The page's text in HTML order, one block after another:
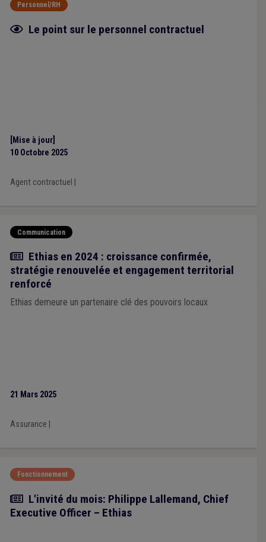
Personnel/RH
Fiche focus
Le point sur le personnel contractuel
[Mise à jour]
10 Octobre 2025
Agent contractuel
Communication
Actualité
Ethias en 2024 : croissance confirmée,
stratégie renouvelée et engagement territorial
renforcé
Ethias demeure un partenaire clé des pouvoirs locaux
21 Mars 2025
Assurance
Fonctionnement
Article
L'invité du mois: Philippe Lallemand, Chief
Executive Officer – Ethias